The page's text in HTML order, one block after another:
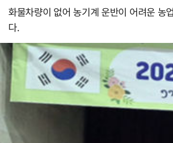
화물차량이 없어 농기계 운반이 어려운
다.